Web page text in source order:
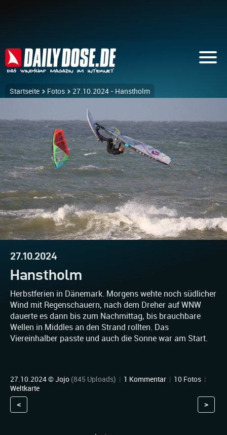
Startseite Fotos 27.10.2024 - Hanstholm
27.10.2024
Hanstholm
Herbstferien in Dänemark. Morgens wehte noch südlicher
Wind mit Regenschauern, nach dem Dreher auf WNW
dauerte es dann bis zum Nachmittag, bis brauchbare
Wellen in Middles an den Strand rollten. Das
Viereinhalber passte und auch die Sonne war am Start.
27.10.2024 ©Jojo (845 Uploads) | 1 Kommentar | 10 Fotos |
Weltkarte
< >